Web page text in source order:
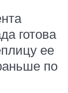
готова
ее
по